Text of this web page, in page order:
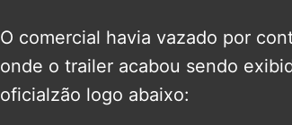
O comercial havia vazado por
onde o trailer acabou sendo
oficialzão logo abaixo: